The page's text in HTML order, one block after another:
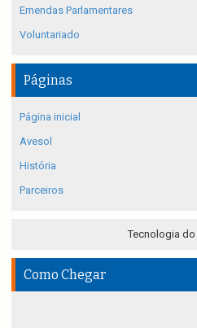
Emendas Parlamentares
Voluntariado
Páginas
Página inicial
Avesol
História
Parceiros
Tecnologia do
Como Chegar